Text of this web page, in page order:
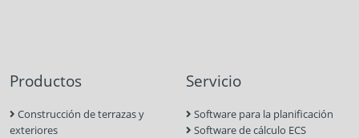
Productos
Construcción de terrazas y
exteriores
Servicio
Software para la planificación
Software de cálculo ECS